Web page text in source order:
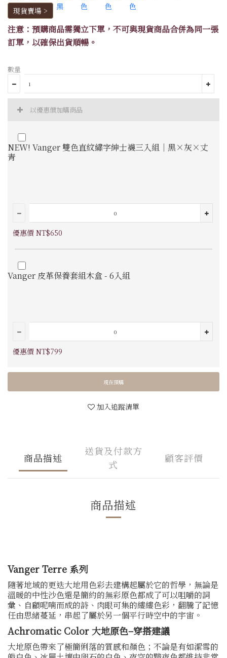
現貨賣場 >
注意：預購商品需獨立下單，不可與現貨商品合併為同一張
訂單，以確保出貨順暢。
數量
以優惠價加購商品
NEW! Vanger 雙色直紋繡字紳士襪三入組｜黑×灰×丈
青
優惠價 NT$650
Vanger 皮革保養套組木盒 - 6入組
優惠價 NT$799
現在預購
加入追蹤清單
商品描述
送貨及付款方
式
顧客評價
商品描述
Vanger Terre 系列
隨著地域的更迭大地用色彩去建構起屬於它的哲學，無論是
溫暖的中性沙色還是簡約的無彩原色都成了可以咀嚼的詞
彙、 自顧呢喃而成的詩、肉眼可集的縷縷色彩，翻騰了記憶
任由思緒蔓延，串起了屬於另一個平行時空中的宇宙。
Achromatic Color 大地原色–穿搭建議
大地原色帶來了極簡俐落的質感和顏色；不論是有如潔雪的